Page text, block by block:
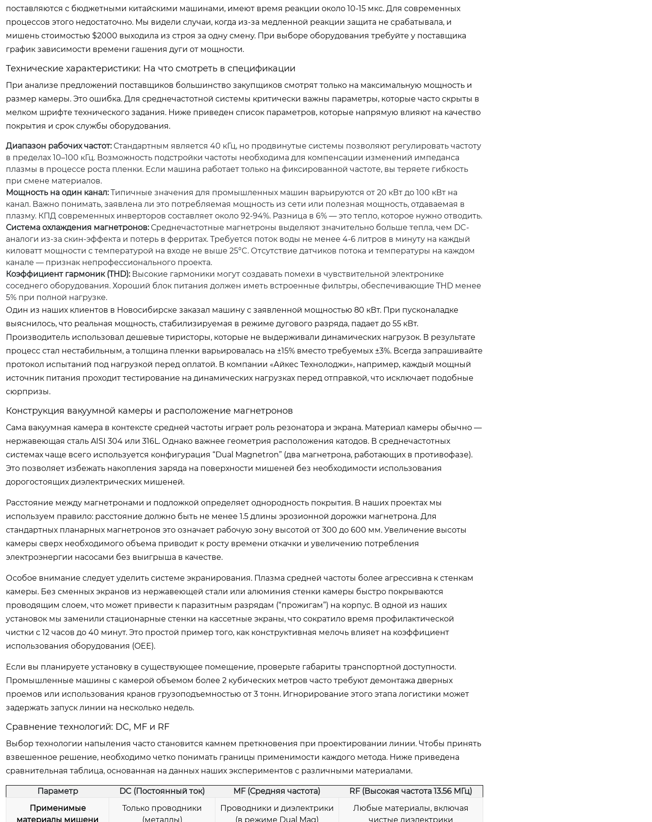
поставляются с бюджетными китайскими машинами, имеют время реакции около 10-15 мкс. Для современных
процессов этого недостаточно. Мы видели случаи, когда из-за медленной реакции защита не срабатывала, и
мишень стоимостью $2000 выходила из строя за одну смену. При выборе оборудования требуйте у поставщика
график зависимости времени гашения дуги от мощности.
Технические характеристики: На что смотреть в спецификации
При анализе предложений поставщиков большинство закупщиков смотрят только на максимальную мощность и
размер камеры. Это ошибка. Для среднечастотной системы критически важны параметры, которые часто скрыты в
мелком шрифте технического задания. Ниже приведен список параметров, которые напрямую влияют на качество
покрытия и срок службы оборудования.
Диапазон рабочих частот:Стандартным является 40 кГц, но продвинутые системы позволяют регулировать частоту
в пределах 10–100 кГц. Возможность подстройки частоты необходима для компенсации изменений импеданса
плазмы в процессе роста пленки. Если машина работает только на фиксированной частоте, вы теряете гибкость
при смене материалов.
Мощность на один канал:Типичные значения для промышленных машин варьируются от 20 кВт до 100 кВт на
канал. Важно понимать, заявлена ли это потребляемая мощность из сети или полезная мощность, отдаваемая в
плазму. КПД современных инверторов составляет около 92-94%. Разница в 6% — это тепло, которое нужно отводить.
Система охлаждения магнетронов:Среднечастотные магнетроны выделяют значительно больше тепла, чем DC-
аналоги из-за скин-эффекта и потерь в ферритах. Требуется поток воды не менее 4-6 литров в минуту на каждый
киловатт мощности с температурой на входе не выше 25°C. Отсутствие датчиков потока и температуры на каждом
канале — признак непрофессионального проекта.
Коэффициент гармоник (THD):Высокие гармоники могут создавать помехи в чувствительной электронике
соседнего оборудования. Хороший блок питания должен иметь встроенные фильтры, обеспечивающие THD менее
5% при полной нагрузке.
Один из наших клиентов в Новосибирске заказал машину с заявленной мощностью 80 кВт. При пусконаладке
выяснилось, что реальная мощность, стабилизируемая в режиме дугового разряда, падает до 55 кВт.
Производитель использовал дешевые тиристоры, которые не выдерживали динамических нагрузок. В результате
процесс стал нестабильным, а толщина пленки варьировалась на ±15% вместо требуемых ±3%. Всегда запрашивайте
протокол испытаний под нагрузкой перед оплатой. В компании «Айкес Технолоджи», например, каждый мощный
источник питания проходит тестирование на динамических нагрузках перед отправкой, что исключает подобные
сюрпризы.
Конструкция вакуумной камеры и расположение магнетронов
Сама вакуумная камера в контексте средней частоты играет роль резонатора и экрана. Материал камеры обычно —
нержавеющая сталь AISI 304 или 316L. Однако важнее геометрия расположения катодов. В среднечастотных
системах чаще всего используется конфигурация “Dual Magnetron” (два магнетрона, работающих в противофазе).
Это позволяет избежать накопления заряда на поверхности мишеней без необходимости использования
дорогостоящих диэлектрических мишеней.
Расстояние между магнетронами и подложкой определяет однородность покрытия. В наших проектах мы
используем правило: расстояние должно быть не менее 1.5 длины эрозионной дорожки магнетрона. Для
стандартных планарных магнетронов это означает рабочую зону высотой от 300 до 600 мм. Увеличение высоты
камеры сверх необходимого объема приводит к росту времени откачки и увеличению потребления
электроэнергии насосами без выигрыша в качестве.
Особое внимание следует уделить системе экранирования. Плазма средней частоты более агрессивна к стенкам
камеры. Без сменных экранов из нержавеющей стали или алюминия стенки камеры быстро покрываются
проводящим слоем, что может привести к паразитным разрядам (“прожигам”) на корпус. В одной из наших
установок мы заменили стационарные стенки на кассетные экраны, что сократило время профилактической
чистки с 12 часов до 40 минут. Это простой пример того, как конструктивная мелочь влияет на коэффициент
использования оборудования (OEE).
Если вы планируете установку в существующее помещение, проверьте габариты транспортной доступности.
Промышленные машины с камерой объемом более 2 кубических метров часто требуют демонтажа дверных
проемов или использования кранов грузоподъемностью от 3 тонн. Игнорирование этого этапа логистики может
задержать запуск линии на несколько недель.
Сравнение технологий: DC, MF и RF
Выбор технологии напыления часто становится камнем преткновения при проектировании линии. Чтобы принять
взвешенное решение, необходимо четко понимать границы применимости каждого метода. Ниже приведена
сравнительная таблица, основанная на данных наших экспериментов с различными материалами.
Параметр DC (Постоянный ток) MF (Средняя частота)
RF (Высокая частота 13.56 МГц)
Применимые
материалы мишени
Только проводники
(металлы)
Проводники и диэлектрики
(в режиме Dual Mag)
Любые материалы, включая
чистые диэлектрики